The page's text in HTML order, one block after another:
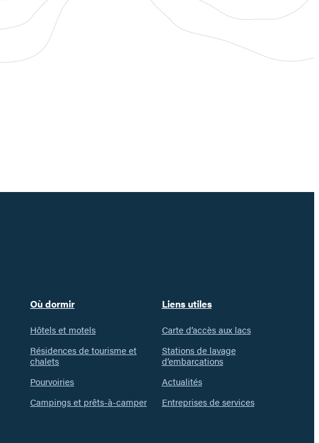
Où dormir
Hôtels et motels
Résidences de tourisme et
chalets
Pourvoiries
Campings et prêts-à-camper
Liens utiles
Carte d’accès aux lacs
Stations de lavage
d’embarcations
Actualités
Entreprises de services